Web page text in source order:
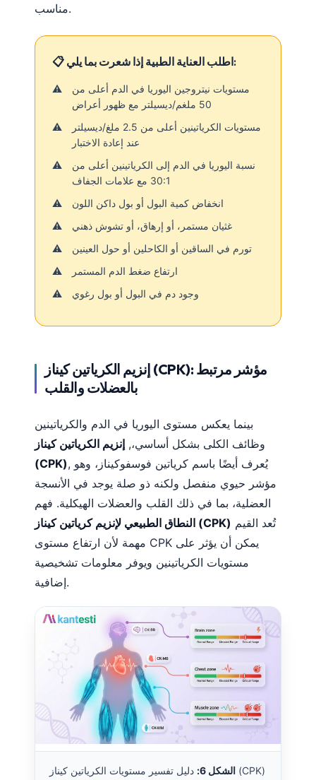
مناسب.
📋 اطلب العناية الطبية إذا شعرت بما يلي:
مستويات نيتروجين اليوريا في الدم أعلى من
50 ملغم/ديسيلتر مع ظهور أعراض
مستويات الكرياتينين أعلى من 2.5 ملغ/ديسيلتر
عند إعادة الاختبار
نسبة اليوريا في الدم إلى الكرياتينين أعلى من
30:1 مع علامات الجفاف
انخفاض كمية البول أو بول داكن اللون
غثيان مستمر، أو إرهاق، أو تشوش ذهني
تورم في الساقين أو الكاحلين أو حول العينين
ارتفاع ضغط الدم المستمر
وجود دم في البول أو بول رغوي
إنزيم الكرياتين كيناز (CPK): مؤشر مرتبط
بالعضلات والقلب
بينما يعكس مستوى اليوريا في الدم والكرياتينين
وظائف الكلى بشكل أساسي،, إنزيم الكرياتين كيناز
(CPK), يُعرف أيضًا باسم كرياتين فوسفوكيناز، وهو
مؤشر حيوي منفصل ولكنه ذو صلة يوجد في الأنسجة
العضلية، بما في ذلك القلب والعضلات الهيكلية. فهم
النطاق الطبيعي لإنزيم كرياتين كيناز (CPK)
مهمة لأن ارتفاع مستوى CPK يمكن أن يؤثر على
مستويات الكرياتينين ويوفر معلومات تشخيصية
إضافية.
الشكل 6:
دليل تفسير مستويات الكرياتين كيناز (CPK)